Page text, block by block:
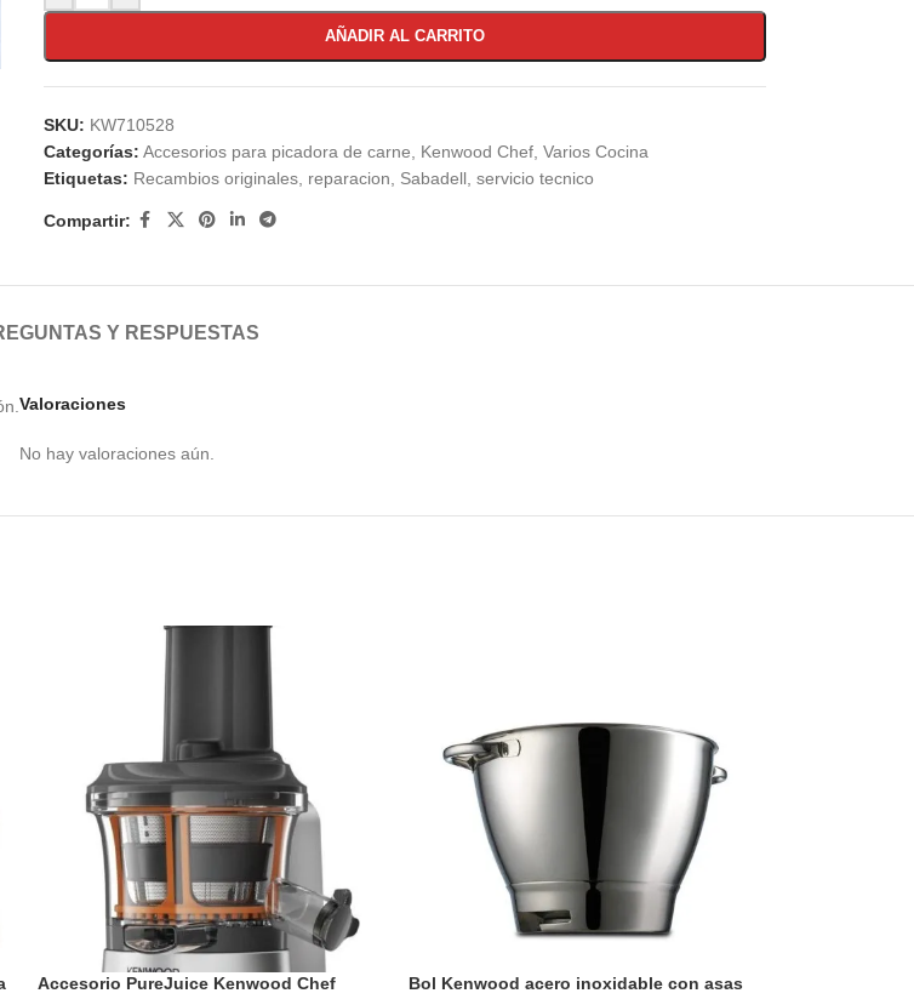
AÑADIR AL CARRITO
SKU: KW710528
Categorías: Accesorios para picadora de carne Kenwood Chef, Varios Cocina
Etiquetas: Recambios originales, reparacion Sabadell, servicio tecnico
Compartir:
Y RESPUESTAS
Valoraciones
No hay valoraciones aún.
Accesorio PureJuice Kenwood Chef
Bol Kenwood acero inoxidable con asas